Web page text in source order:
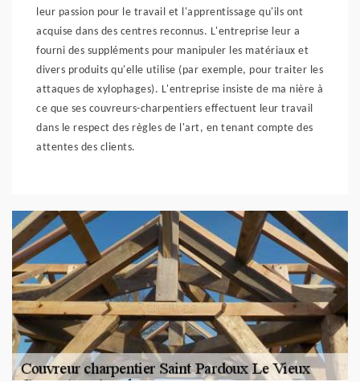
leur passion pour le travail et l'apprentissage qu'ils ont
acquise dans des centres reconnus. L'entreprise leur a
fourni des suppléments pour manipuler les matériaux et
divers produits qu'elle utilise (par exemple, pour traiter les
attaques de xylophages). L'entreprise insiste de ma nière à
ce que ses couvreurs-charpentiers effectuent leur travail
dans le respect des règles de l'art, en tenant compte des
attentes des clients.